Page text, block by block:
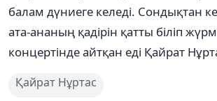
балам дүниеге келеді. Сондықтан
ата-ананың қадірін қатты біліп
концертінде айтқан еді Қайрат
Қайрат Нұртас